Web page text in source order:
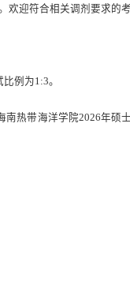
迎符合相关调剂要求的
比例为1:3。
南热带海洋学院2026年硕